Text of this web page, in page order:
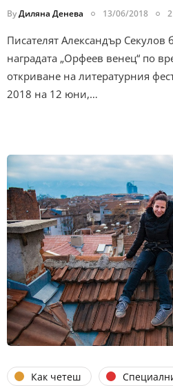
ByДиляна Денева 13/06/2018
Писателят Александър Секулов
наградата „Орфеев венец“ по
откриване на литературния
2018 на 12 юни,…
Как четеш